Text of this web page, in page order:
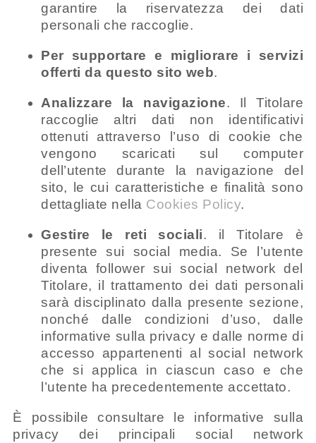
garantire la riservatezza dei dati
personali che raccoglie.
Per supportare e migliorare i servizi
offerti da questo sito web.
Analizzare la navigazione. Il Titolare
raccoglie altri dati non identificativi
ottenuti attraverso l’uso di cookie che
vengono scaricati sul computer
dell’utente durante la navigazione del
sito, le cui caratteristiche e finalità sono
dettagliate nella Cookies Policy.
Gestire le reti sociali. il Titolare è
presente sui social media. Se l’utente
diventa follower sui social network del
Titolare, il trattamento dei dati personali
sarà disciplinato dalla presente sezione,
nonché dalle condizioni d’uso, dalle
informative sulla privacy e dalle norme di
accesso appartenenti al social network
che si applica in ciascun caso e che
l’utente ha precedentemente accettato.
È possibile consultare le informative sulla
privacy dei principali social network